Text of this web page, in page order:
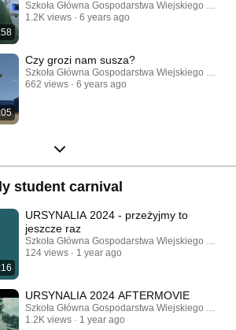
Szkoła Główna Gospodarstwa Wiejskiego w
1.2K views
6 years ago
Czy grozi nam susza?
Szkoła Główna Gospodarstwa Wiejskiego w
662 views
6 years ago
student carnival
URSYNALIA 2024 - przeżyjmy to
jeszcze raz
Szkoła Główna Gospodarstwa Wiejskiego w
124 views
1 year ago
URSYNALIA 2024 AFTERMOVIE
Szkoła Główna Gospodarstwa Wiejskiego w
1.2K views
1 year ago